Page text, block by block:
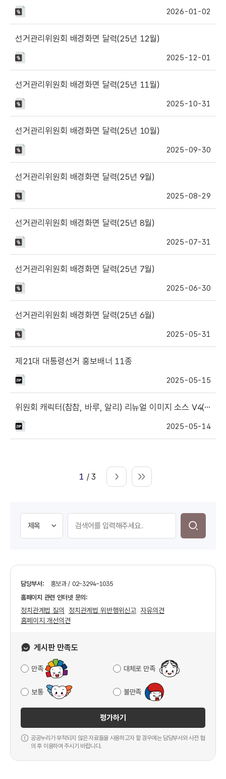
2026-01-02
선거관리위원회 배경화면 달력(25년 12월)
2025-12-01
선거관리위원회 배경화면 달력(25년 11월)
2025-10-31
선거관리위원회 배경화면 달력(25년 10월)
2025-09-30
선거관리위원회 배경화면 달력(25년 9월)
2025-08-29
선거관리위원회 배경화면 달력(25년 8월)
2025-07-31
선거관리위원회 배경화면 달력(25년 7월)
2025-06-30
선거관리위원회 배경화면 달력(25년 6월)
2025-05-31
제21대 대통령선거 홍보배너 11종
2025-05-15
위원회 캐릭터(참참, 바루, 알리) 리뉴얼 이미지 소스 V4(봉인지 색상 변경)
2025-05-14
1 / 3
담당부서:
홍보과 / 02-3294-1035
홈페이지 관련 인터넷 문의:
정치관계법 질의 정치관계법 위반행위신고 자유의견
홈페이지 개선의견
게시판 만족도
만족 대체로 만족
보통 불만족
평가하기
공공누리가 부착되지 않은 자료들을 사용하고자 할 경우에는 담당부서와 사전 협
의 후 이용하여 주시기 바랍니다.